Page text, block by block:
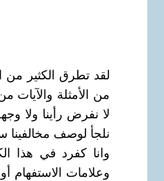
لقد تطرق الكثير من
من الأمثلة والآيات
لا نفرض رأينا ولا
نلجأ لوصف مخالفينا
وانا كفرد في هذا
وعلامات الاستفهام